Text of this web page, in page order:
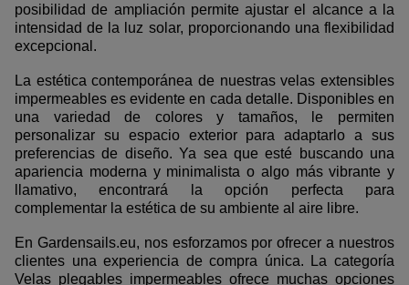
posibilidad de ampliación permite ajustar el alcance a la
intensidad de la luz solar, proporcionando una flexibilidad
excepcional.
La estética contemporánea de nuestras velas extensibles
impermeables es evidente en cada detalle. Disponibles en
una variedad de colores y tamaños, le permiten
personalizar su espacio exterior para adaptarlo a sus
preferencias de diseño. Ya sea que esté buscando una
apariencia moderna y minimalista o algo más vibrante y
llamativo, encontrará la opción perfecta para
complementar la estética de su ambiente al aire libre.
En Gardensails.eu, nos esforzamos por ofrecer a nuestros
clientes una experiencia de compra única. La categoría
Velas plegables impermeables ofrece muchas opciones